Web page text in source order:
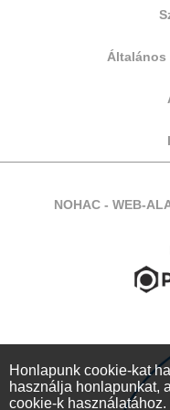
Honlapunk cookie-kat
használja honlapunkat,
cookie-k használatához.
Általános
NOHAC - WEB-